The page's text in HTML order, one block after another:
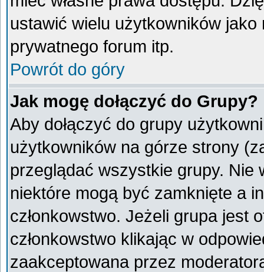
ustawić wielu użytkowników
prywatnego forum itp.
Powrót do góry
Jak mogę dołączyć do Grupy?
Aby dołączyć do grupy
użytkowników na górze strony
przeglądać wszystkie grupy.
niektóre mogą być zamknięte a
członkowstwo. Jeżeli grupa jest
członkowstwo klikając w
zaakceptowana przez